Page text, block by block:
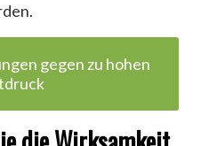
gegen zu hohen